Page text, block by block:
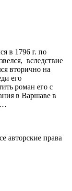
в 1796 г. по
вследствие
вторично на
его
роман его с
в Вар­шаве в
…
авторские права